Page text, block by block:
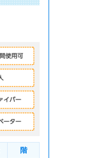
階